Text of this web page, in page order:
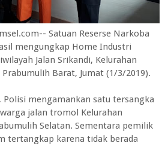
Satuan Reserse Narkoba
mengungkap Home Industri
Jalan Srikandi, Kelurahan
Barat, Jumat (1/3/2019).
mengamankan satu tersangka
jalan tromol Kelurahan
Selatan. Sementara pemilik
tertangkap karena tidak berada